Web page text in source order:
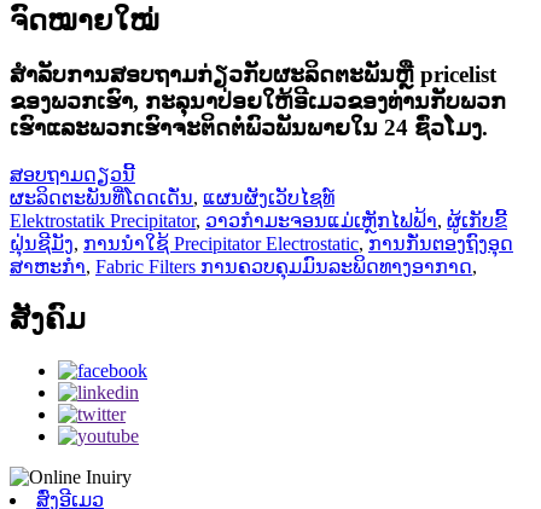
ຈົດໝາຍໃໝ່
ສໍາ​ລັບ​ການ​ສອບ​ຖາມ​ກ່ຽວ​ກັບ​ຜະ​ລິດ​ຕະ​ພັນ​ຫຼື pricelist
ຂອງ​ພວກ​ເຮົາ​, ກະ​ລຸ​ນາ​ປ່ອຍ​ໃຫ້​ອີ​ເມວ​ຂອງ​ທ່ານ​ກັບ​ພວກ​
ເຮົາ​ແລະ​ພວກ​ເຮົາ​ຈະ​ຕິດ​ຕໍ່​ພົວ​ພັນ​ພາຍ​ໃນ 24 ຊົ່ວ​ໂມງ​.
ສອບຖາມດຽວນີ້
ຜະລິດຕະພັນທີ່ໂດດເດັ່ນ, ແຜນຜັງເວັບໄຊທ໌
Elektrostatik Precipitator, ວາວກຳມະຈອນແມ່ເຫຼັກໄຟຟ້າ, ຜູ້ເກັບຂີ້
ຝຸ່ນຊີມັງ, ການນໍາໃຊ້ Precipitator Electrostatic, ການກັ່ນຕອງຖົງອຸດ
ສາຫະກໍາ, Fabric Filters ການຄວບຄຸມມົນລະພິດທາງອາກາດ,
ສັງຄົມ
ສົ່ງອີເມວ